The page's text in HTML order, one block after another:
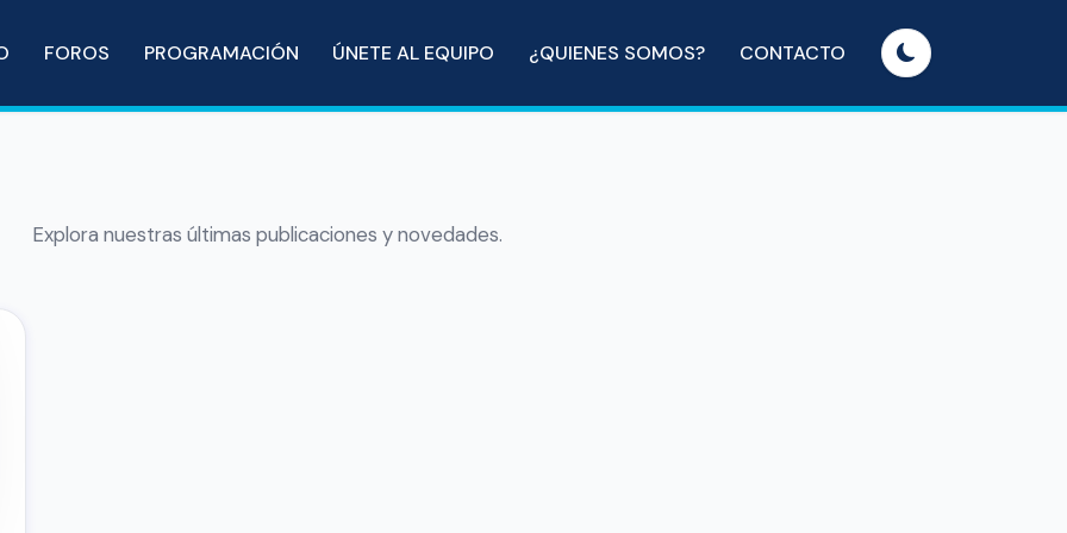
FOROS PROGRAMACIÓN ÚNETE AL EQUIPO ¿QUIENES SOMOS? CONTACTO
Explora nuestras últimas publicaciones y novedades.